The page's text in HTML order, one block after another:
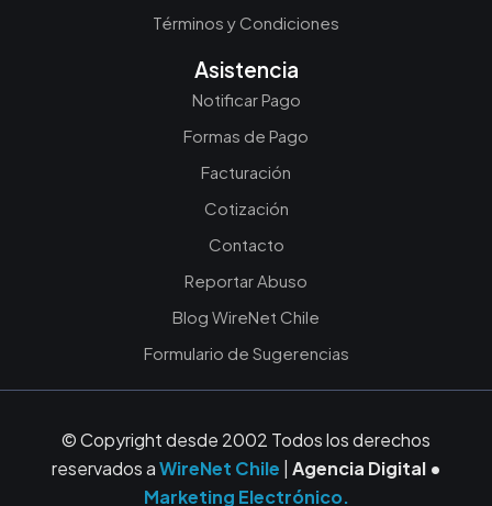
Términos y Condiciones
Asistencia
Notificar Pago
Formas de Pago
Facturación
Cotización
Contacto
Reportar Abuso
Blog WireNet Chile
Formulario de Sugerencias
© Copyright desde 2002 Todos los derechos
reservados aWireNet Chile Agencia Digital •
Marketing Electrónico.